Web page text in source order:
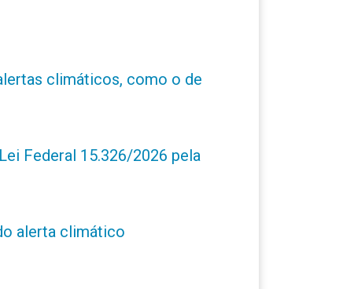
climáticos, como o de
Federal 15.326/2026 pela
alerta climático